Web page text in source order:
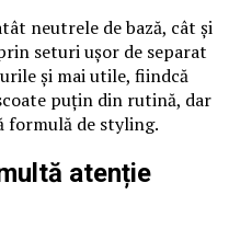
neutrele de bază, cât și
seturi ușor de separat
și mai utile, fiindcă
puțin din rutină, dar
formulă de styling.
atenție